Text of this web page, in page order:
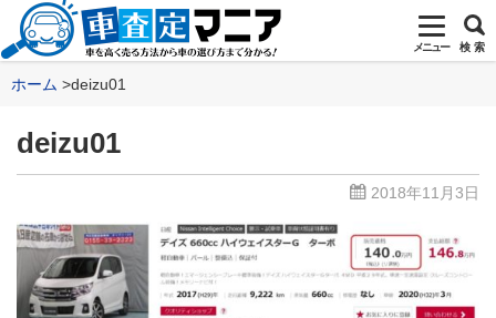
メニュー 検 索
ホーム deizu01
deizu01
2018年11月3日